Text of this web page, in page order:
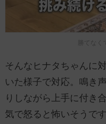
勝てなく
そんなヒナタちゃんに
いた様子で対応。鳴き
りしながら上手に付き
気で怒ると怖いそうで